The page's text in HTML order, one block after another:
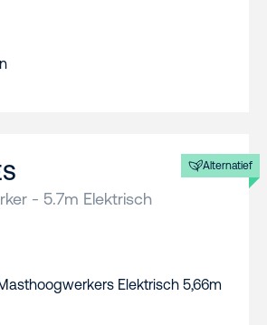
Alternatief
- 5.7m Elektrisch